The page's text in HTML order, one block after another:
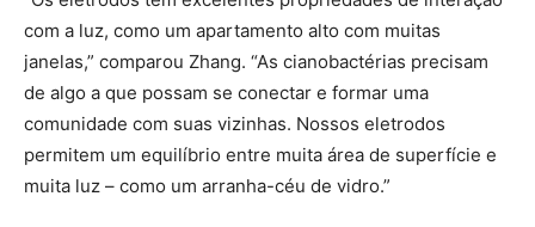
com a luz, como um apartamento alto com muitas
janelas,” comparou Zhang. “As cianobactérias precisam
de algo a que possam se conectar e formar uma
comunidade com suas vizinhas. Nossos eletrodos
permitem um equilíbrio entre muita área de superfície e
muita luz – como um arranha-céu de vidro.”